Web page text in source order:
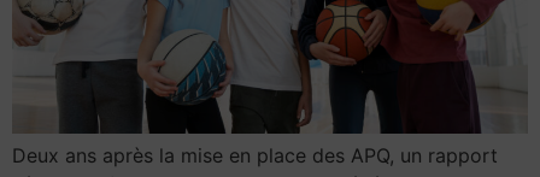
Deux ans après la mise en place des APQ, un rapport